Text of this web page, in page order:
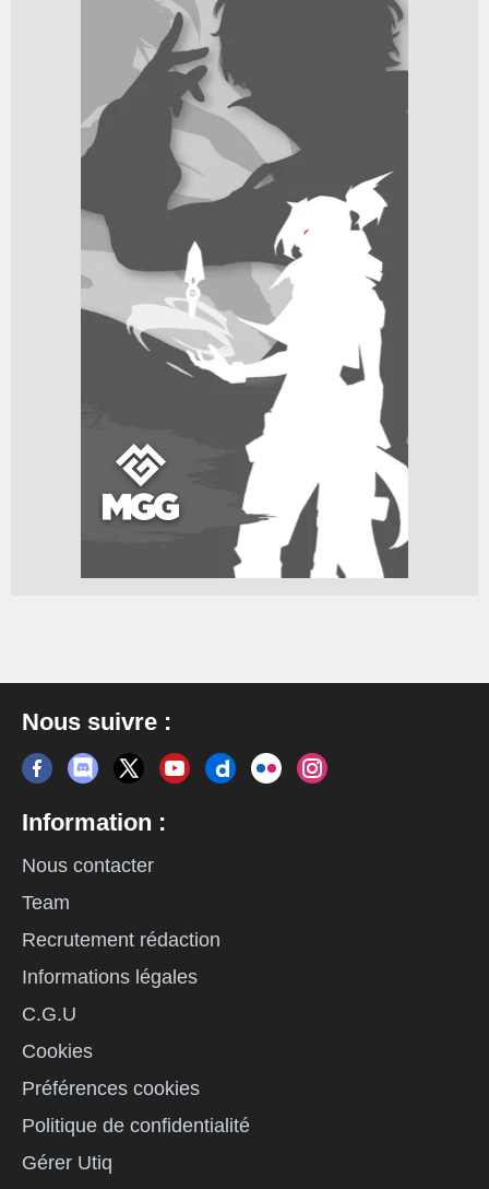
Nous suivre :
Information :
Nous contacter
Team
Recrutement rédaction
Informations légales
C.G.U
Cookies
Préférences cookies
Politique de confidentialité
Gérer Utiq